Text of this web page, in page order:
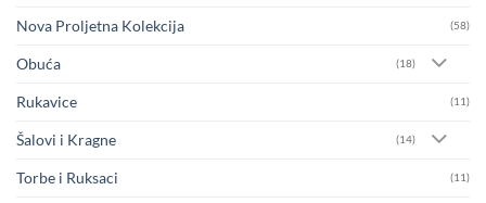
Nova Proljetna Kolekcija (58)
Obuća (18)
Rukavice (11)
Šalovi i Kragne (14)
Torbe i Ruksaci (11)